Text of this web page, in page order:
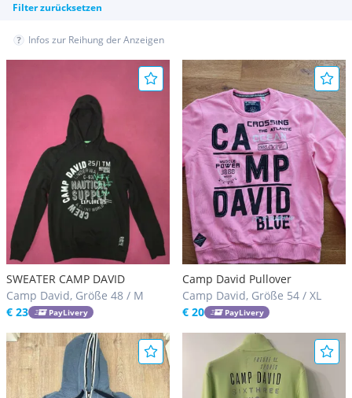
Filter zurücksetzen
Infos zur Reihung der Anzeigen
SWEATER CAMP DAVID
Camp David, Größe 48 / M
€ 23
PayLivery
Camp David Pullover
Camp David, Größe 54 / XL
€ 20
PayLivery